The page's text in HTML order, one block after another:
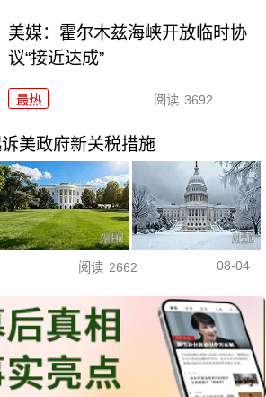
美媒：霍尔木兹海峡开放临时协
议“接近达成”
最热 阅读 3692
美政府新关税措施
阅读 2662 08-04